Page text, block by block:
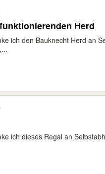
Herd
ich den Bauknecht Herd an
ich dieses Regal an